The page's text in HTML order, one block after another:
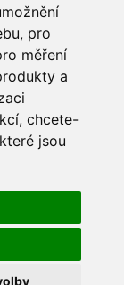
, pro
měření
a
, chcete-
jsou
užití a
písemného
přihlášením
že v případě, že
na webu
fotografie z